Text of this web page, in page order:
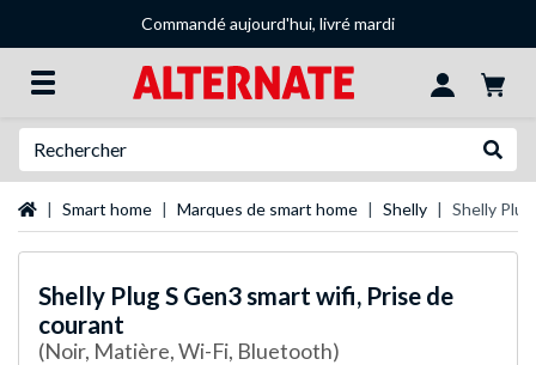
Commandé aujourd'hui, livré mardi
Page d'accueil
Smart home Marques de smart home Shelly Shelly
Shelly Plug S Gen3 smart wifi, Prise de
courant
(Noir, Matière, Wi-Fi, Bluetooth)